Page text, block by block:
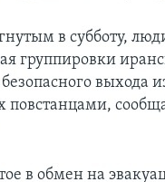
в субботу,
группировки
выхода
в обмен на